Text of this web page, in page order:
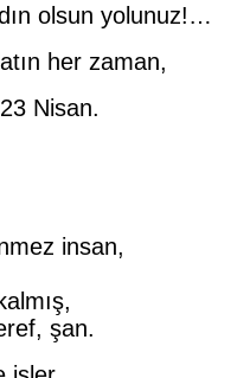
olsun yolunuz!…
her zaman,
Nisan.
insan,
şan.